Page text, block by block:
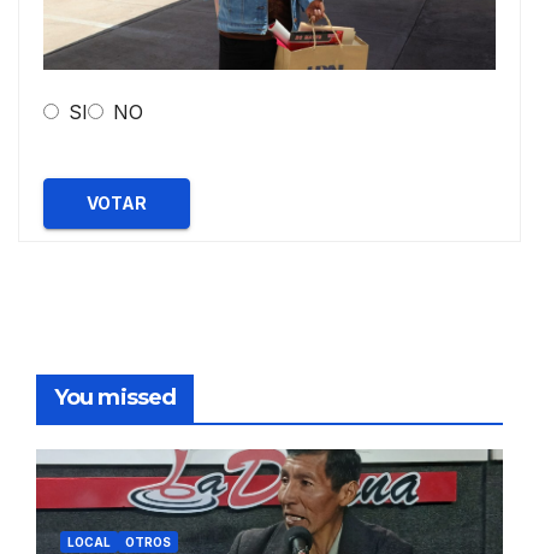
SI NO
VOTAR
You missed
LOCAL OTROS